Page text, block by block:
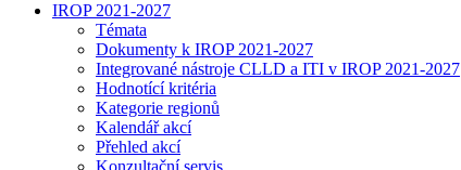
IROP 2021-2027
Témata
Dokumenty k IROP 2021-2027
Integrované nástroje CLLD a ITI v IROP 2021-2027
Hodnotící kritéria
Kategorie regionů
Kalendář akcí
Přehled akcí
Konzultační servis